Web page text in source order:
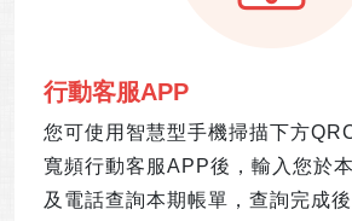
行動客服APP
您可使用智慧型手機掃描下方
寬頻行動客服APP後，輸入您於
及電話查詢本期帳單，查詢完成